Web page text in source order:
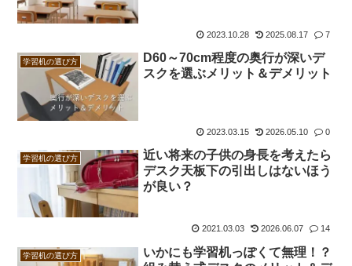
2023.10.28 2025.08.17 7
学習机の選び方
D60～70cm程度の奥行が深いデ
スクを選ぶメリット＆デメリット
2023.03.15 2026.05.10 0
学習机の選び方
近い将来の子供の身長を考えたら
デスク天板下の引出しはないほう
が良い？
2021.03.03 2026.06.07 14
学習机の選び方
いかにも学習机っぽくて無理！？